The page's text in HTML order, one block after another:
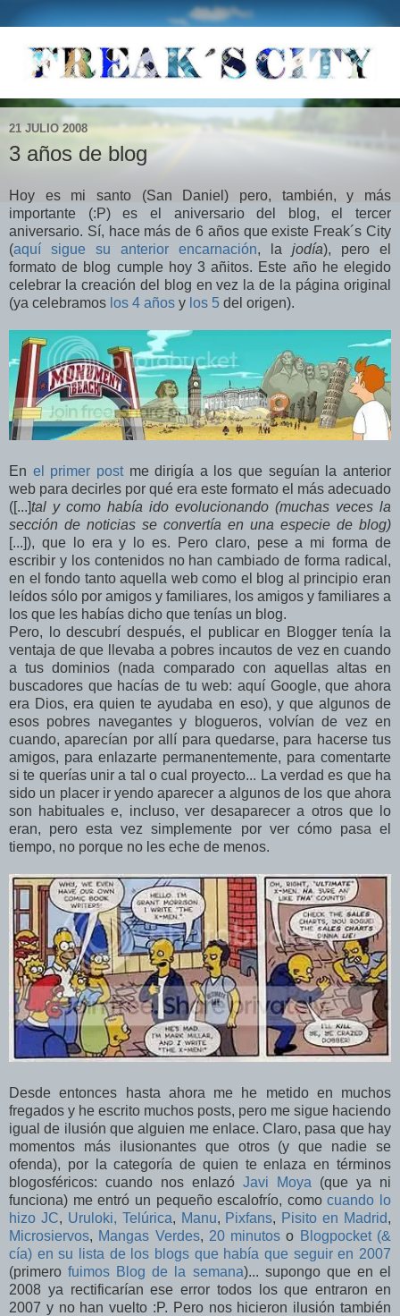
21 JULIO 2008
3 años de blog
Hoy es mi santo (San Daniel) pero, también, y más
importante (:P) es el aniversario del blog, el tercer
aniversario. Sí, hace más de 6 años que existe Freak´s City
(aquí sigue su anterior encarnación, la jodía), pero el
formato de blog cumple hoy 3 añitos. Este año he elegido
celebrar la creación del blog en vez la de la página original
(ya celebramos los 4 años y los 5 del origen).
En el primer postme dirigía a los que seguían la anterior
web para decirles por qué era este formato el más adecuado
([...]tal y como había ido evolucionando (muchas veces la
sección de noticias se convertía en una especie de blog)
[...]), que lo era y lo es. Pero claro, pese a mi forma de
escribir y los contenidos no han cambiado de forma radical,
en el fondo tanto aquella web como el blog al principio eran
leídos sólo por amigos y familiares, los amigos y familiares a
los que les habías dicho que tenías un blog.
Pero, lo descubrí después, el publicar en Blogger tenía la
ventaja de que llevaba a pobres incautos de vez en cuando
a tus dominios (nada comparado con aquellas altas en
buscadores que hacías de tu web: aquí Google, que ahora
era Dios, era quien te ayudaba en eso), y que algunos de
esos pobres navegantes y blogueros, volvían de vez en
cuando, aparecían por allí para quedarse, para hacerse tus
amigos, para enlazarte permanentemente, para comentarte
si te querías unir a tal o cual proyecto... La verdad es que ha
sido un placer ir yendo aparecer a algunos de los que ahora
son habituales e, incluso, ver desaparecer a otros que lo
eran, pero esta vez simplemente por ver cómo pasa el
tiempo, no porque no les eche de menos.
Desde entonces hasta ahora me he metido en muchos
fregados y he escrito muchos posts, pero me sigue haciendo
igual de ilusión que alguien me enlace. Claro, pasa que hay
momentos más ilusionantes que otros (y que nadie se
ofenda), por la categoría de quien te enlaza en términos
blogosféricos: cuando nos enlazó Javi Moya (que ya ni
funciona) me entró un pequeño escalofrío, comocuando lo
hizo JC, Uruloki, Telúrica, Manu, Pixfans, Pisito en Madrid,
Microsiervos, Mangas Verdes, 20 minutos o Blogpocket (&
cía) en su lista de los blogs que había que seguir en 2007
(primerofuimos Blog de la semana)... supongo que en el
2008 ya rectificarían ese error todos los que entraron en
2007 y no han vuelto :P. Pero nos hicieron ilusión también